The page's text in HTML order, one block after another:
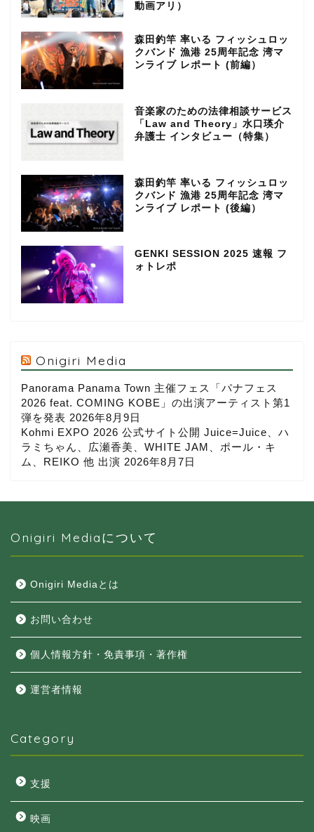
動画アリ）
森田釣竿 率いる フィッシュロッ
クバンド 漁港 25周年記念 湾マ
ンライブ レポート (前編）
音楽家のための法律相談サービス
「Law and Theory」水口瑛介
弁護士 インタビュー（特集）
森田釣竿 率いる フィッシュロッ
クバンド 漁港 25周年記念 湾マ
ンライブ レポート (後編）
GENKI SESSION 2025 速報 フ
ォトレポ
Onigiri Media
Panorama Panama Town 主催フェス「パナフェス
2026 feat. COMING KOBE」の出演アーティスト第1
弾を発表 2026年8月9日
Kohmi EXPO 2026 公式サイト公開 Juice=Juice、ハ
ラミちゃん、広瀬香美、WHITE JAM、ポール・キ
ム、REIKO 他 出演 2026年8月7日
Onigiri Mediaについて
Onigiri Mediaとは
お問い合わせ
個人情報方針・免責事項・著作権
運営者情報
Category
支援
映画